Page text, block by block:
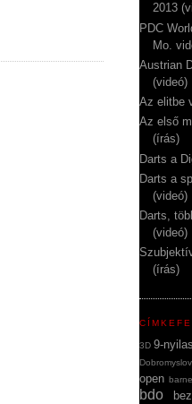
2013
PDC
Mo.
Austrian
(videó)
Az elitbe
Az első
(írás)
Darts a
Darts a
(videó)
Darts,
(videó)
(írás)
3D 9-nyilas
open
bdo